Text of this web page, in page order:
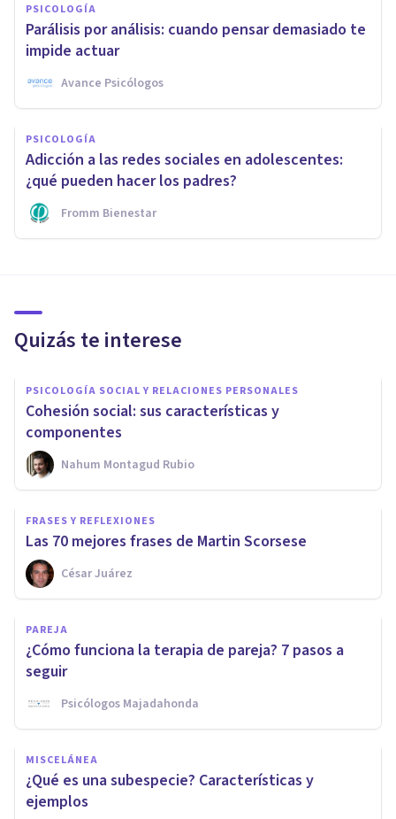
PSICOLOGÍA
Parálisis por análisis: cuando pensar demasiado te
impide actuar
Avance Psicólogos
PSICOLOGÍA
Adicción a las redes sociales en adolescentes:
¿qué pueden hacer los padres?
Fromm Bienestar
Quizás te interese
PSICOLOGÍA SOCIAL Y RELACIONES PERSONALES
Cohesión social: sus características y
componentes
Nahum Montagud Rubio
FRASES Y REFLEXIONES
Las 70 mejores frases de Martin Scorsese
César Juárez
PAREJA
¿Cómo funciona la terapia de pareja? 7 pasos a
seguir
Psicólogos Majadahonda
MISCELÁNEA
¿Qué es una subespecie? Características y
ejemplos